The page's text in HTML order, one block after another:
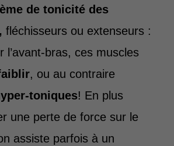
de tonicité des
fléchisseurs ou extenseurs :
l’avant-bras, ces muscles
, ou au contraire
toniques! En plus
une perte de force sur le
assiste parfois à un